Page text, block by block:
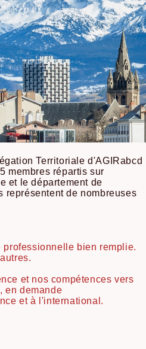
Territoriale d'AGIRabcd
membres répartis sur
et le département de
représentent de nombreuses
professionnelle bien remplie.
et nos compétences vers
en demande
et à l'international.